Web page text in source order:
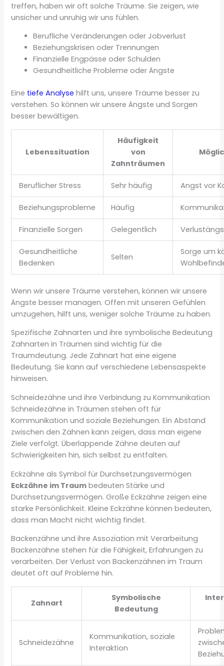
treffen, haben wir oft solche Träume. Sie zeigen, wie
unsicher und unruhig wir uns fühlen.
Berufliche Veränderungen oder Jobverlust
Beziehungskrisen oder Trennungen
Finanzielle Engpässe oder Schulden
Gesundheitliche Probleme oder Ängste
Eine tiefe Analyse hilft uns, unsere Träume besser zu
verstehen. So können wir unsere Ängste und Sorgen
besser bewältigen.
Lebenssituation
Häufigkeit
von
Zahnträumen
Beruflicher Stress Sehr häufig Angst vor
Beziehungsprobleme Häufig
Finanzielle Sorgen Gelegentlich
Gesundheitliche
Bedenken
Selten
Sorge um
Wenn wir unsere Träume verstehen, können wir unsere
Ängste besser managen. Offen mit unseren Gefühlen
umzugehen, hilft uns, weniger solche Träume zu haben.
Spezifische Zahnarten und ihre symbolische Bedeutung
Zahnarten in Träumen sind wichtig für die
Traumdeutung. Jede Zahnart hat eine eigene
Bedeutung. Sie kann auf verschiedene Lebensaspekte
hinweisen.
Schneidezähne und ihre Verbindung zu Kommunikation
Schneidezähne in Träumen stehen oft für
Kommunikation und soziale Beziehungen. Ein Abstand
zwischen den Zähnen kann zeigen, dass man eigene
Ziele verfolgt. Überlappende Zähne deuten auf
Schwierigkeiten hin, sich selbst zu entfalten.
Eckzähne als Symbol für Durchsetzungsvermögen
Eckzähne im Traum bedeuten Stärke und
Durchsetzungsvermögen. Große Eckzähne zeigen eine
starke Persönlichkeit. Kleine Eckzähne können bedeuten,
dass man Macht nicht wichtig findet.
Backenzähne und ihre Assoziation mit Verarbeitung
Backenzähne stehen für die Fähigkeit, Erfahrungen zu
verarbeiten. Der Verlust von Backenzähnen im Traum
deutet oft auf Probleme hin.
Zahnart
Symbolische
Bedeutung
Schneidezähne
Kommunikation, soziale
Interaktion